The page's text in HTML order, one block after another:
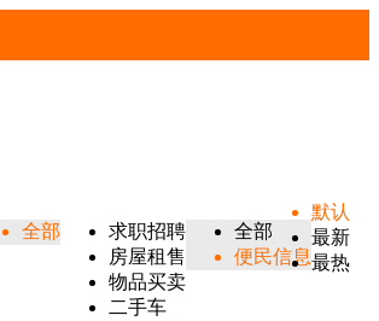
全部
求职招聘
房屋租售
物品买卖
二手车
全部
便民信息
默认
最新
最热